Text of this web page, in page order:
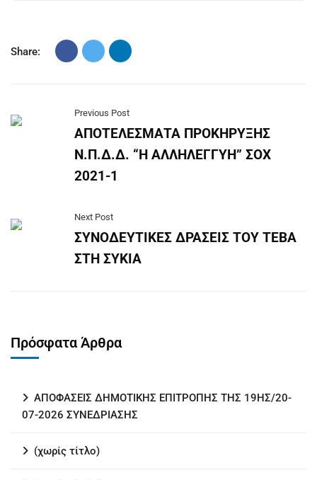
Share:
Previous Post
ΑΠΟΤΕΛΕΣΜΑΤΑ ΠΡΟΚΗΡΥΞΗΣ
Ν.Π.Δ.Δ. “Η ΑΛΛΗΛΕΓΓΥΗ” ΣΟΧ
2021-1
Next Post
ΣΥΝΟΔΕΥΤΙΚΕΣ ΔΡΑΣΕΙΣ ΤΟΥ ΤΕΒΑ
ΣΤΗ ΣΥΚΙΑ
Πρόσφατα Άρθρα
ΑΠΟΦΑΣΕΙΣ ΔΗΜΟΤΙΚΗΣ ΕΠΙΤΡΟΠΗΣ ΤΗΣ 19ΗΣ/20-
07-2026 ΣΥΝΕΔΡΙΑΣΗΣ
(χωρίς τίτλο)